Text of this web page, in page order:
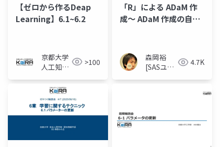
【ゼロから作るDeap
Learning】6.1~6.2
京都大学
人工知能
KaiRA
>100
「R」による ADaM 作
成～ ADaM 作成の自動
森岡裕
[SASユー
4.7K